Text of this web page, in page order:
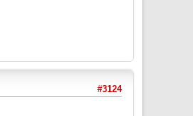
#3124